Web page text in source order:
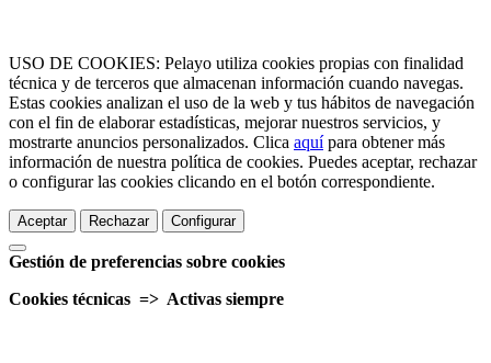
USO DE COOKIES: Pelayo utiliza cookies propias con finalidad
técnica y de terceros que almacenan información cuando navegas.
Estas cookies analizan el uso de la web y tus hábitos de navegación
con el fin de elaborar estadísticas, mejorar nuestros servicios, y
mostrarte anuncios personalizados. Clica aquípara obtener más
información de nuestra política de cookies. Puedes aceptar, rechazar
o configurar las cookies clicando en el botón correspondiente.
Aceptar Rechazar Configurar
Gestión de preferencias sobre cookies
Cookies técnicas => Activas siempre